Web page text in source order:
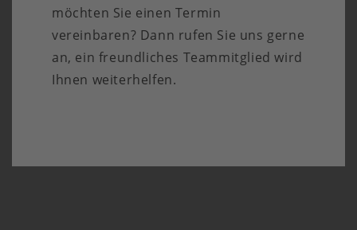
möchten Sie einen Termin
vereinbaren? Dann rufen Sie uns gerne
an, ein freundliches Teammitglied wird
Ihnen weiterhelfen.